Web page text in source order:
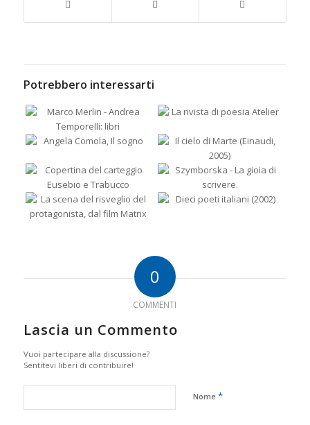
Potrebbero interessarti
0
COMMENTI
Lascia un Commento
Vuoi partecipare alla discussione?
Sentitevi liberi di contribuire!
Nome *